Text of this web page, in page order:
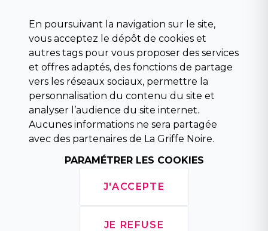
Para scolaire
Histoire
Pochoteque
Pleiade
INFORMATIONS
Droit de rétractation
Conditions générales de vente
Mentions légales
Horaires d'ouverture
En poursuivant la navigation sur le site,
vous acceptez le dépôt de cookies et
autres tags pour vous proposer des services
et offres adaptés, des fonctions de partage
vers les réseaux sociaux, permettre la
personnalisation du contenu du site et
analyser l’audience du site internet.
Aucunes informations ne sera partagée
avec des partenaires de La Griffe Noire.
PARAMÉTRER LES COOKIES
J'ACCEPTE
JE REFUSE